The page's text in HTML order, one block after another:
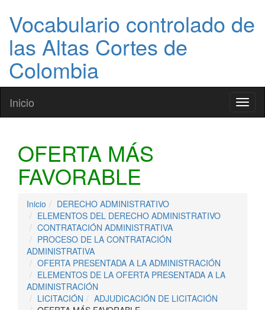
Vocabulario controlado de
las Altas Cortes de
Colombia
Inicio
OFERTA MÁS
FAVORABLE
Inicio
DERECHO ADMINISTRATIVO
ELEMENTOS DEL DERECHO ADMINISTRATIVO
CONTRATACIÓN ADMINISTRATIVA
PROCESO DE LA CONTRATACIÓN
ADMINISTRATIVA
OFERTA PRESENTADA A LA ADMINISTRACIÓN
ELEMENTOS DE LA OFERTA PRESENTADA A LA
ADMINISTRACIÓN
LICITACIÓN
ADJUDICACIÓN DE LICITACIÓN